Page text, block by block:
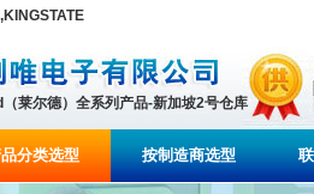
莱尔德）全系列产品-新加坡2号仓库
分类选型 按制造商选型